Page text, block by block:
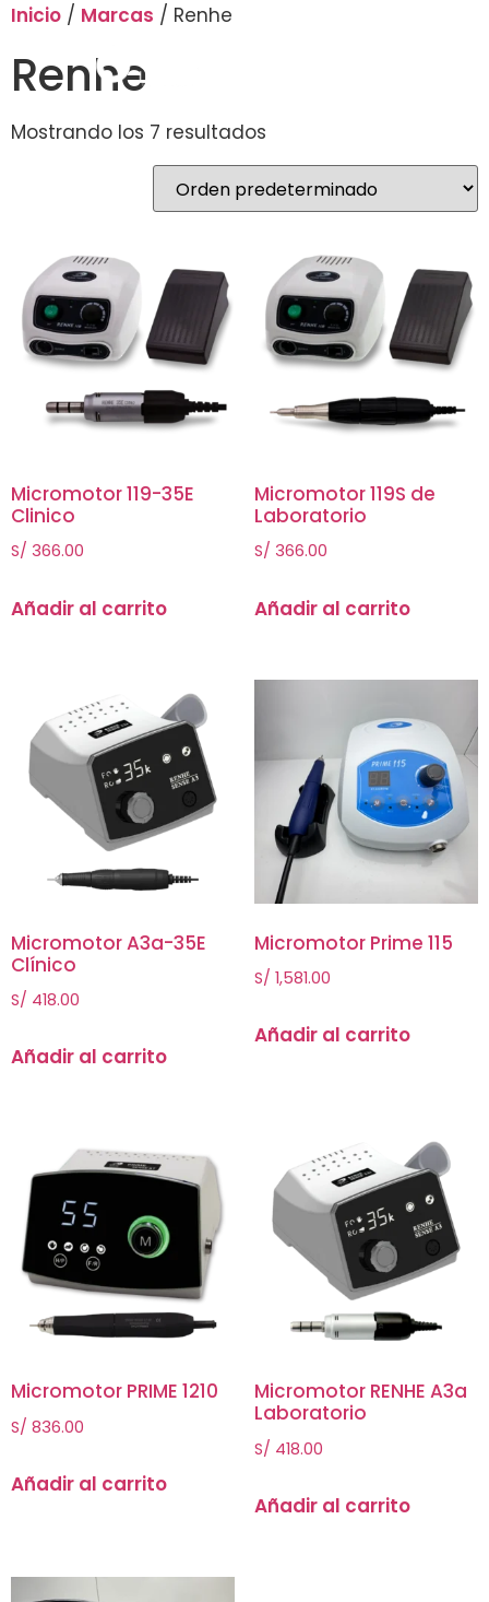
Inicio / Marcas / Renhe
Renhe
Mostrando los 7 resultados
Micromotor 119-35E
Clinico
S/ 366.00
Añadir al carrito
Micromotor 119S de
Laboratorio
S/ 366.00
Añadir al carrito
Micromotor A3a-35E
Clínico
S/ 418.00
Añadir al carrito
Micromotor Prime 115
S/ 1,581.00
Añadir al carrito
Micromotor PRIME 1210
S/ 836.00
Añadir al carrito
Micromotor RENHE A3a
Laboratorio
S/ 418.00
Añadir al carrito